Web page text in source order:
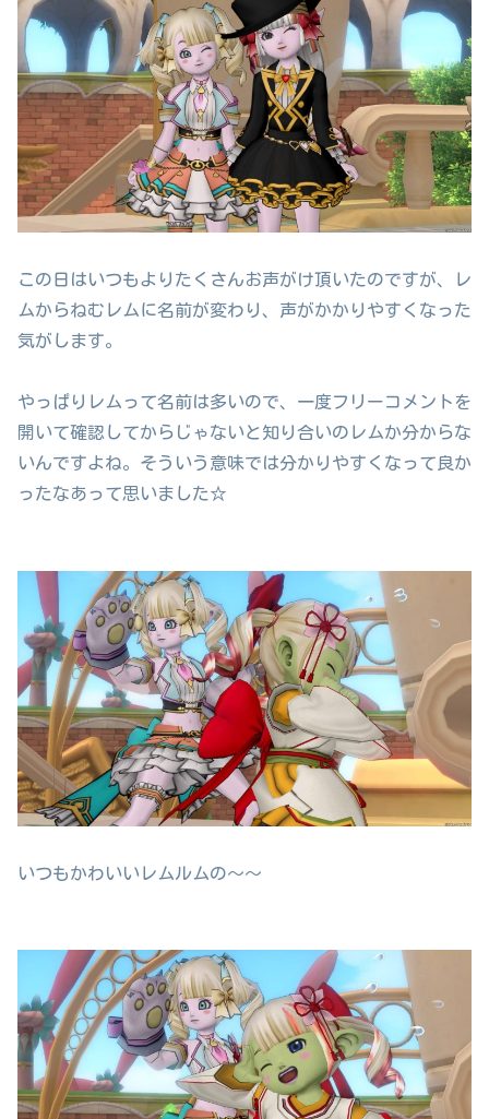
この日はいつもよりたくさんお声がけ頂いたのですが、レ
ムからねむレムに名前が変わり、声がかかりやすくなった
気がします。
やっぱりレムって名前は多いので、一度フリーコメントを
開いて確認してからじゃないと知り合いのレムか分からな
いんですよね。そういう意味では分かりやすくなって良か
ったなあって思いました☆
いつもかわいいレムルムの～～